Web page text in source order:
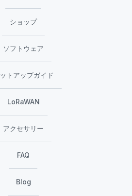
ショップ
ソフトウェア
トアップガイド
LoRaWAN
アクセサリー
FAQ
Blog